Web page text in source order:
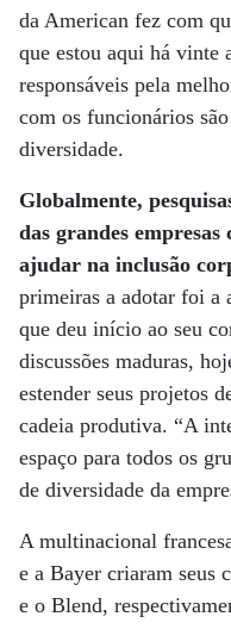
da American fez com
que estou aqui há vinte
responsáveis pela
com os funcionários
diversidade.
Globalmente,
das grandes
ajudar na inclusão
primeiras a adotar foi a
que deu início ao seu
discussões maduras,
estender seus projetos
cadeia produtiva. “A
espaço para todos os
de diversidade da
A multinacional
e a Bayer criaram seus
e o Blend,